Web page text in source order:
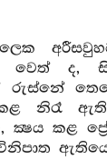
වෙත් ද,
රුස්නේ
නිරෑ
කළ
විනිපාත